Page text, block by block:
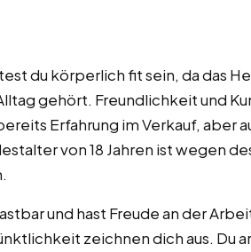
du körperlich fit sein, da das
gehört. Freundlichkeit und
Erfahrung im Verkauf, aber
von 18 Jahren ist wegen
und hast Freude an der
zeichnen dich aus. Du